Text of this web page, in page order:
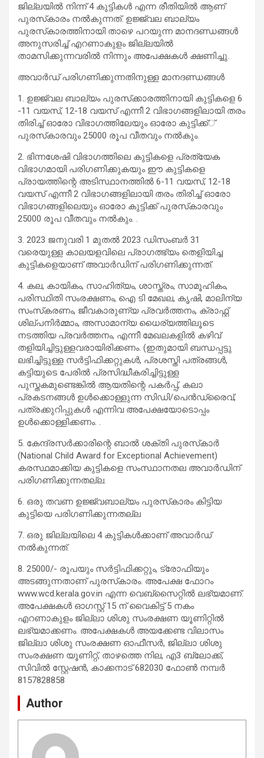
ജില്ലയില്‍ നിന്ന് 4 കുട്ടികള്‍ എന്ന രീതിയില്‍ ആണ്
പുരസ്‌കാരം നല്‍കുന്നത്. ഉജ്ജ്വല ബാല്യം
പുരസ്‌കാരത്തിനായി താഴെ പറയുന്ന മാനദണ്ഡങ്ങള്‍
അനുസരിച്ച് എറണാകുളം ജില്ലയില്‍
താമസിക്കുന്നവരില്‍ നിന്നും അപേക്ഷകള്‍ ക്ഷണിച്ചു.
അവാര്‍ഡ് പരിഗണിക്കുന്നതിനുള്ള മാനദണ്ഡങ്ങള്‍
1. ഉജ്ജ്വല ബാല്യം പുരസ്‌ക്കാരത്തിനായി കുട്ടികളെ 6
-11 വയസ്, 12-18 വയസ് എന്നീ 2 വിഭാഗങ്ങളിലായി തരം
തിരിച്ച് ഓരോ വിഭാഗത്തിലേയും ഓരോ കുട്ടിക്ക്്
പുരസ്‌കാരവും 25000 രൂപ വീതവും നല്‍കും.
2. ഭിന്നശേഷി വിഭാഗത്തിലെ കുട്ടികളെ പ്രത്യേക
വിഭാഗമായി പരിഗണിക്കുകയും ഈ കുട്ടികളെ
പ്രായത്തിന്റെ അടിസ്ഥാനത്തില്‍ 6-11 വയസ്, 12-18
വയസ് എന്നീ 2 വിഭാഗങ്ങളിലായി തരം തിരിച്ച് ഓരോ
വിഭാഗങ്ങളിലെയും ഓരോ കുട്ടിക്ക് പുരസ്‌കാരവും
25000 രൂപ വീതവും നല്‍കും. .
3. 2023 ജനുവരി 1 മുതല്‍ 2023 ഡിസംബര്‍ 31
വരെയുള്ള കാലയളവിലെ പ്രാഗത്ഭ്യം തെളിയിച്ച
കുട്ടികളെയാണ് അവാര്‍ഡിന് പരിഗണിക്കുന്നത്.
4. കല, കായികം, സാഹിത്യം, ശാസ്ത്രം, സാമൂഹികം,
പരിസ്ഥിതി സംരക്ഷണം, ഐ ടി മേഖല, കൃഷി, മാലിന്യ
സംസ്‌കരണം, ജീവകാരുണ്യ പ്രവര്‍ത്തനം, ക്രാഫ്റ്റ്
ശില്പനിര്‍മ്മാം, അസാമാന്യ ധൈര്യത്തിലൂടെ
നടത്തിയ പ്രവര്‍ത്തനം, എന്നീ മേഖലകളില്‍ കഴിവ്
തളിയിച്ചിട്ടുള്ളവരായിരിക്കണം. (ഇതുമായി ബന്ധപ്പട്ടു
ലഭിച്ചിട്ടുള്ള സര്‍ട്ടിഫിക്കറ്റുകള്‍, പ്രശസ്തി പത്രങ്ങള്‍,
കട്ടിയുടെ പേരില്‍ പ്രസിദ്ധീകരിച്ചിട്ടുള്ള
പുസ്തകമുണ്ടെങ്കില്‍ ആയതിന്റെ പകര്‍പ്പ്, കലാ
പ്രകടനങ്ങള്‍ ഉള്‍ക്കൊള്ളുന്ന സിഡി/പെന്‍ഡ്രൈവ്,
പത്രക്കുറിപ്പുകള്‍ എന്നിവ അപേക്ഷയോടൊപ്പം
ഉള്‍ക്കൊള്ളിക്കണം. .
5. കേന്ദ്രസര്‍ക്കാരിന്റെ ബാല്‍ ശക്തി പുരസ്‌കാര്‍
(National Child Award for Exceptional Achievement)
കരസ്ഥമാക്കിയ കുട്ടികളെ സംസ്ഥാനതല അവാര്‍ഡിന്
പരിഗണിക്കുന്നതല്ല.
6. ഒരു തവണ ഉജ്ജ്വബാല്യം പുരസ്‌കാരം കിട്ടിയ
കുട്ടിയെ പരിഗണിക്കുന്നതല്ല
7. ഒരു ജില്ലയിലെ 4 കുട്ടികള്‍ക്കാണ് അവാര്‍ഡ്
നല്‍കുന്നത്.
8. 25000/- രൂപയും സര്‍ട്ടിഫിക്കറ്റും, ട്രോഫിയും
അടങ്ങുന്നതാണ് പുരസ്‌കാരം. അപേക്ഷ ഫോറം
www.wcd.kerala.gov.in എന്ന വെബ്‌സൈറ്റില്‍ ലഭ്യമാണ്.
അപേക്ഷകള്‍ ഓഗസ്റ്റ് 15 ന് വൈകിട്ട് 5 നകം
എറണാകുളം ജില്ലാ ശിശു സംരക്ഷണ യൂണിറ്റില്‍
ലഭ്യമാക്കണം. അപേക്ഷകള്‍ അയക്കേണ്ട വിലാസം
ജില്ലാ ശിശു സംരക്ഷണ ഓഫീസര്‍, ജില്ലാ ശിശു
സംരക്ഷണ യൂണിറ്റ്, താഴത്തെ നില, എ3 ബ്ലോക്ക്,
സിവില്‍ സ്റ്റേഷന്‍, കാക്കനാട് 682030 ഫോണ്‍ നമ്പര്‍
8157828858
Author